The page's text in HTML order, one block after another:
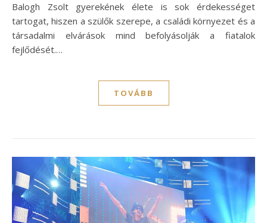
Balogh Zsolt gyerekének élete is sok érdekességet
tartogat, hiszen a szülők szerepe, a családi környezet és a
társadalmi elvárások mind befolyásolják a fiatalok
fejlődését.…
TOVÁBB